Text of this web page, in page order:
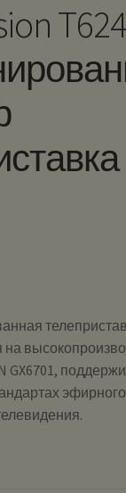
на
GX6701,
эфирного